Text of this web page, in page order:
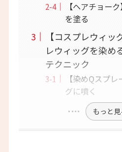
【ヘアチョー
を塗る
【コスプレウィ
レウィッグを染め
テクニック
【染めQスプ
グに噴く
もっと見